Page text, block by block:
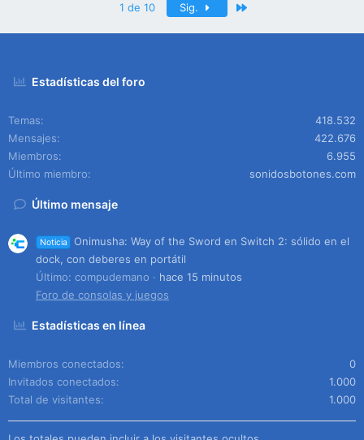
1 de 10 Sig.
Estadísticas del foro
Temas
418.532
Mensajes
422.676
Miembros
6.955
Último miembro
sonidosbotones.com
Último mensaje
Noticia
Onimusha: Way of the Sword en Switch 2: sólido en el
dock, con deberes en portátil
Último: compudemano
hace 15 minutos
Foro de consolas y juegos
Estadísticas en línea
Miembros conectados
0
Invitados conectados
1.000
Total de visitantes
1.000